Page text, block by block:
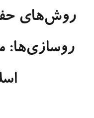
روش‌های
روسازی‌ها: